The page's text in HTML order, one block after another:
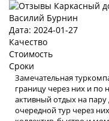
Василий Бурнин
Дата: 2024-01-27
Качество
Стоимость
Сроки
Замечательная
границу через них и
активный отдых на пару
очередной тур через